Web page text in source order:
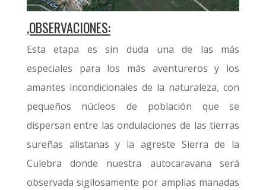
,OBSERVACIONES:
Esta etapa es sin duda una de las más
especiales para los más aventureros y los
amantes incondicionales de la naturaleza, con
pequeños núcleos de población que se
dispersan entre las ondulaciones de las tierras
sureñas alistanas y la agreste Sierra de la
Culebra donde nuestra autocaravana será
observada sigilosamente por amplias manadas